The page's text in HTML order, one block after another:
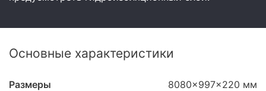
Основные характеристики
Размеры 8080x997x220 мм